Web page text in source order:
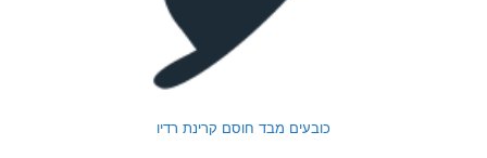
כובעים מבד חוסם קרינת רדיו